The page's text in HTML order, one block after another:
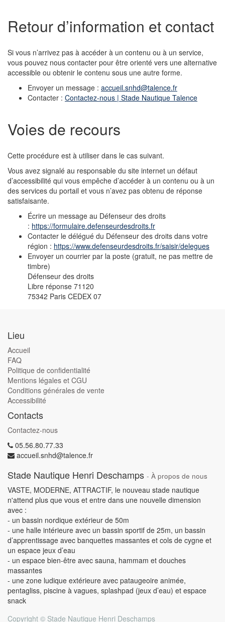
Retour d’information et contact
Si vous n’arrivez pas à accéder à un contenu ou à un service,
vous pouvez nous contacter pour être orienté vers une alternative
accessible ou obtenir le contenu sous une autre forme.
Envoyer un message : accueil.snhd@talence.fr
Contacter : Contactez-nous | Stade Nautique Talence
Voies de recours
Cette procédure est à utiliser dans le cas suivant.
Vous avez signalé au responsable du site internet un défaut
d’accessibilité qui vous empêche d’accéder à un contenu ou à un
des services du portail et vous n’avez pas obtenu de réponse
satisfaisante.
Écrire un message au Défenseur des droits
: https://formulaire.defenseurdesdroits.fr
Contacter le délégué du Défenseur des droits dans votre
région : https://www.defenseurdesdroits.fr/saisir/delegues
Envoyer un courrier par la poste (gratuit, ne pas mettre de
timbre)
Défenseur des droits
Libre réponse 71120
75342 Paris CEDEX 07
Lieu
Accueil
FAQ
Politique de confidentialité
Mentions légales et CGU
Conditions générales de vente
Accessibilité
Contacts
Contactez-nous
05.56.80.77.33
accueil.snhd@talence.fr
Stade Nautique Henri Deschamps - À propos de nous
VASTE, MODERNE, ATTRACTIF, le nouveau stade nautique
n'attend plus que vous et entre dans une nouvelle dimension
avec :
- un bassin nordique extérieur de 50m
- une halle intérieure avec un bassin sportif de 25m, un bassin
d’apprentissage avec banquettes massantes et cols de cygne et
un espace jeux d’eau
- un espace bien-être avec sauna, hammam et douches
massantes
- une zone ludique extérieure avec pataugeoire animée,
pentagliss, piscine à vagues, splashpad (jeux d’eau) et espace
snack
Copyright © Stade Nautique Henri Deschamps